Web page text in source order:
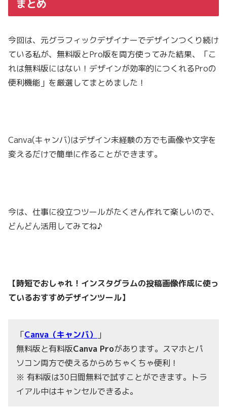
まとめ
今回は、元グラフィックデザイナーでデザインつくり続け
ている私が、無料版とPro版を両方使ってみた結果、「こ
れは無料版にはない！デザインが効率的につくれるProの
便利機能」を厳選してまとめました！
Canva(キャンバ)はデザイン未経験の方でも画像や文字を
変えるだけで簡単に作ることができます。
今は、仕事に役立つツールがたくさん作れて楽しいので、
どんどん活用してみてね♪
【時短でおしゃれ！インスタグラムの投稿画像作成に使っ
ているおすすめデザインツール】
「Canva（キャンバ）
」
無料版と有料版Canva Proがあります。スマホとパ
ソコン両方で使えるからめちゃくちゃ便利！
※ 有料版は30日間無料で試すことができます。トラ
イアル中はキャンセルできるよ。